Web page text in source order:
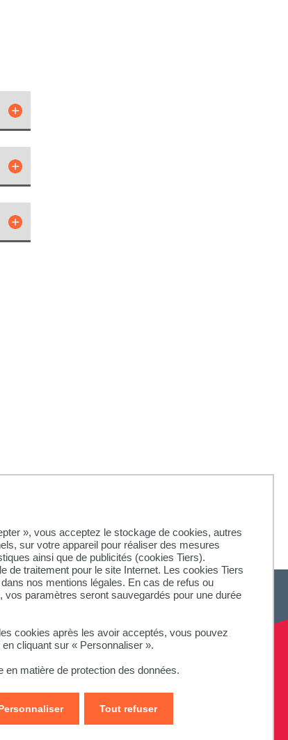
», vous acceptez le stockage de cookies, autres
sur votre appareil pour réaliser des mesures
ainsi que de publicités (cookies Tiers).
de traitement pour le site Internet. Les cookies Tiers
nos mentions légales. En cas de refus ou
vos paramètres seront sauvegardés pour une durée
cookies après les avoir acceptés, vous pouvez
cliquant sur « Personnaliser ».
en matière de protection des données.
Tout refuser
de
SUIVEZ-NOUS